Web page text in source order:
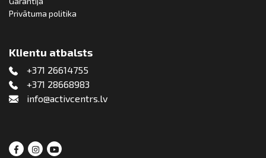
Privātuma politika
Klientu atbalsts
+371 26614755
+371 28668983
info@activcentrs.lv